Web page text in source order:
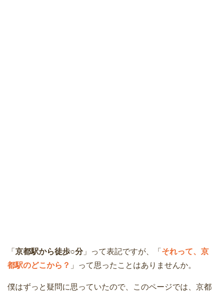
「 京都駅から徒歩○分」って表記ですが、「 それって、京
都駅のどこから？ 」って思ったことはありませんか。
僕はずっと疑問に思っていたので、このページでは、京都